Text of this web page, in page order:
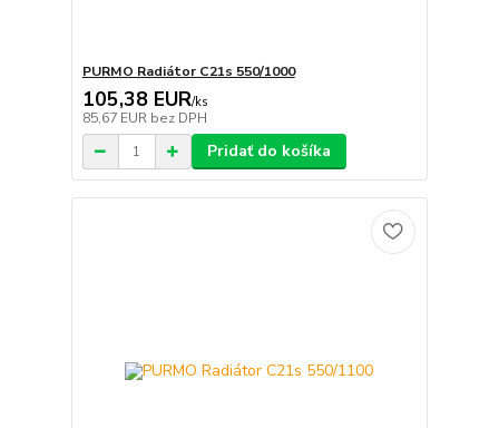
PURMO Radiátor C21s 550/1000
105,38 EUR/ks
85,67 EUR bez DPH
Pridať do košíka